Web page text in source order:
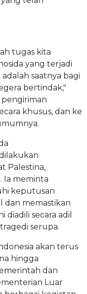
tugas kita
yang terjadi
saatnya bagi
bertindak,"
khusus, dan ke
Palestina,
. Ia meminta
keputusan
dan memastikan
diadili secara adil
serupa.
akan terus
hingga
dan
Luar